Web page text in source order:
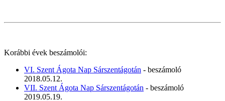
Korábbi évek beszámolói:
VI. Szent Ágota Nap Sárszentágotán - beszámoló
2018.05.12.
VII. Szent Ágota Nap Sárszentágotán - beszámoló
2019.05.19.